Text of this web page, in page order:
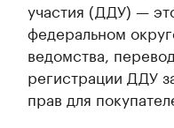
участия (ДДУ) —
федеральном
ведомства,
регистрации ДДУ
прав для